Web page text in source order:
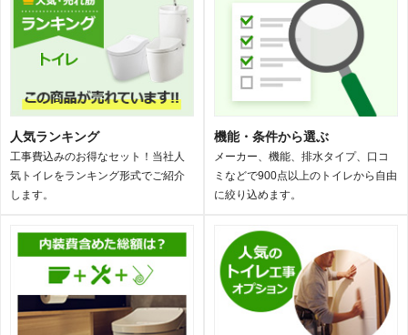
人気ランキング
工事費込みのお得なセット！当社人
気トイレをランキング形式でご紹介
します。
機能・条件から選ぶ
メーカー、機能、排水タイプ、口コ
ミなどで900点以上のトイレから自由
に絞り込めます。